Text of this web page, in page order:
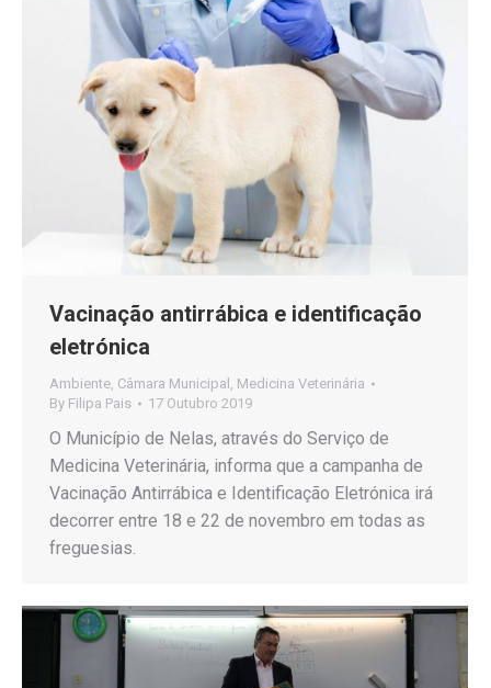
Vacinação antirrábica e identificação
eletrónica
Ambiente Câmara Municipal
Medicina Veterinária
By Filipa Pais 17 Outubro 2019
O Município de Nelas, através do Serviço de
Medicina Veterinária, informa que a campanha de
Vacinação Antirrábica e Identificação Eletrónica irá
decorrer entre 18 e 22 de novembro em todas as
freguesias.